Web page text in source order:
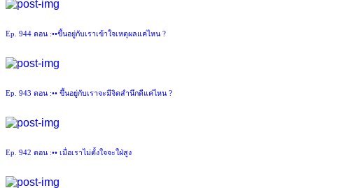
Ep. 944 ตอน :••ขึ้นอยู่กับเราเข้าใจเหตุผลแค่ไหน ?
Ep. 943 ตอน :•• ขึ้นอยู่กับเราจะมีจิตสำนึกดีแค่ไหน ?
Ep. 942 ตอน :•• เมื่อเราไม่ตั้งใจจะใฝ่สูง